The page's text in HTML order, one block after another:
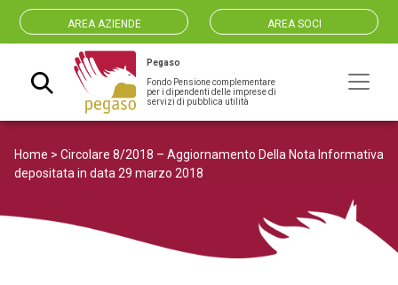
AREA AZIENDE AREA SOCI
Navigazione principale
Pegaso
Fondo Pensione complementare
per i dipendenti delle imprese di
servizi di pubblica utilità
Home > Circolare 8/2018 – Aggiornamento Della Nota Informativa
depositata in data 29 marzo 2018